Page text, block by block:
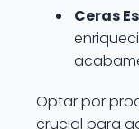
Ceras
Optar por
crucial para